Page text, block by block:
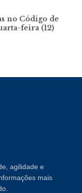
no Código de
feira (12)
agilidade e
mais